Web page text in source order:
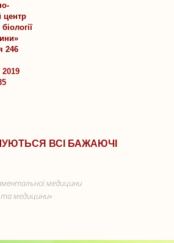
центр
246
2019
ВСІ БАЖАЮЧІ
медицини
медицини»